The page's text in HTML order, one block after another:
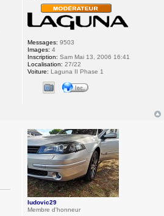
Messages: 9503
Images: 4
Inscription: Sam Mai 13, 2006 16:41
Localisation: 27/22
Voiture: Laguna II Phase 1
ludovic29
Membre d'honneur